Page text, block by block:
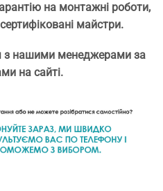
на монтажні роботи,
майстри.
з нашими менеджерами за
на сайті.